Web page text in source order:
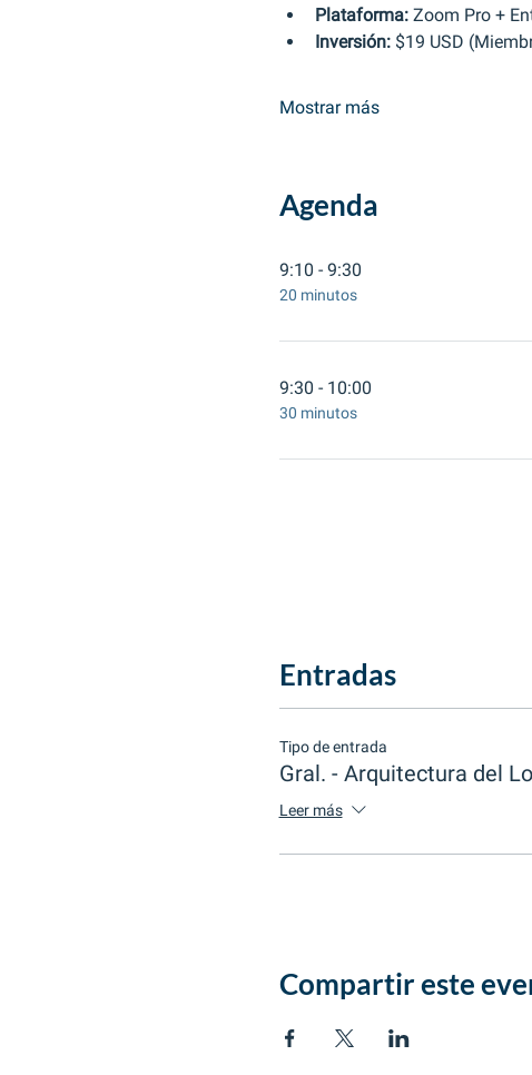
Plataforma: Zoom Pro +
Inversión: $19 USD
Mostrar más
Agenda
9:10 - 9:30
20 minutos
9:30 - 10:00
30 minutos
Entradas
Tipo de entrada
Gral. - Arquitectura del
Leer más
Compartir este